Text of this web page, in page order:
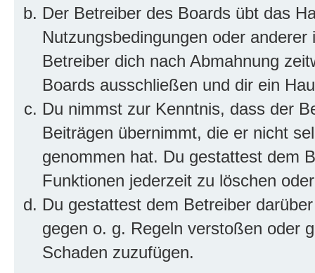
Der Betreiber des Boards übt das
Nutzungsbedingungen oder
Betreiber dich nach Abmahnung
Boards ausschließen und dir ein
Du nimmst zur Kenntnis, dass der
Beiträgen übernimmt, die er nicht
genommen hat. Du gestattest dem
Funktionen jederzeit zu löschen
Du gestattest dem Betreiber
gegen o. g. Regeln verstoßen oder
Schaden zuzufügen.